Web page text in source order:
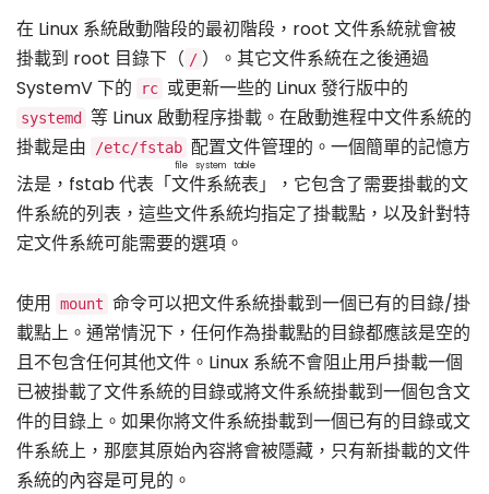
在 Linux 系統啟動階段的最初階段，root 文件系統就會被
掛載到 root 目錄下（ / ）。其它文件系統在之後通過
SystemV 下的
rc 或更新一些的 Linux 發行版中的
systemd
等 Linux 啟動程序掛載。在啟動進程中文件系統的
掛載是由
/etc/fstab 配置文件管理的。一個簡單的記憶方
法是，fstab 代表「文件系統表
file system table
」，它包含了需要掛載的文
件系統的列表，這些文件系統均指定了掛載點，以及針對特
定文件系統可能需要的選項。
使用 mount 命令可以把文件系統掛載到一個已有的目錄/掛
載點上。通常情況下，任何作為掛載點的目錄都應該是空的
且不包含任何其他文件。Linux 系統不會阻止用戶掛載一個
已被掛載了文件系統的目錄或將文件系統掛載到一個包含文
件的目錄上。如果你將文件系統掛載到一個已有的目錄或文
件系統上，那麼其原始內容將會被隱藏，只有新掛載的文件
系統的內容是可見的。